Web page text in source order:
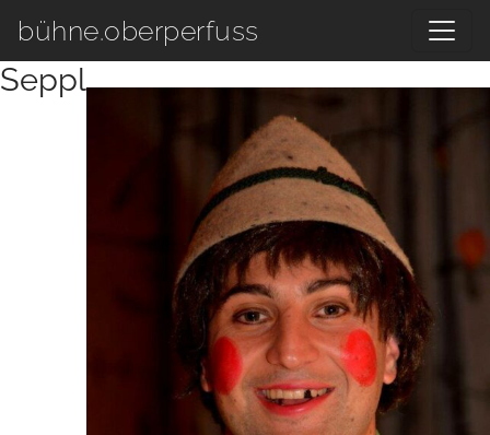
bühne.oberperfuss
Seppl